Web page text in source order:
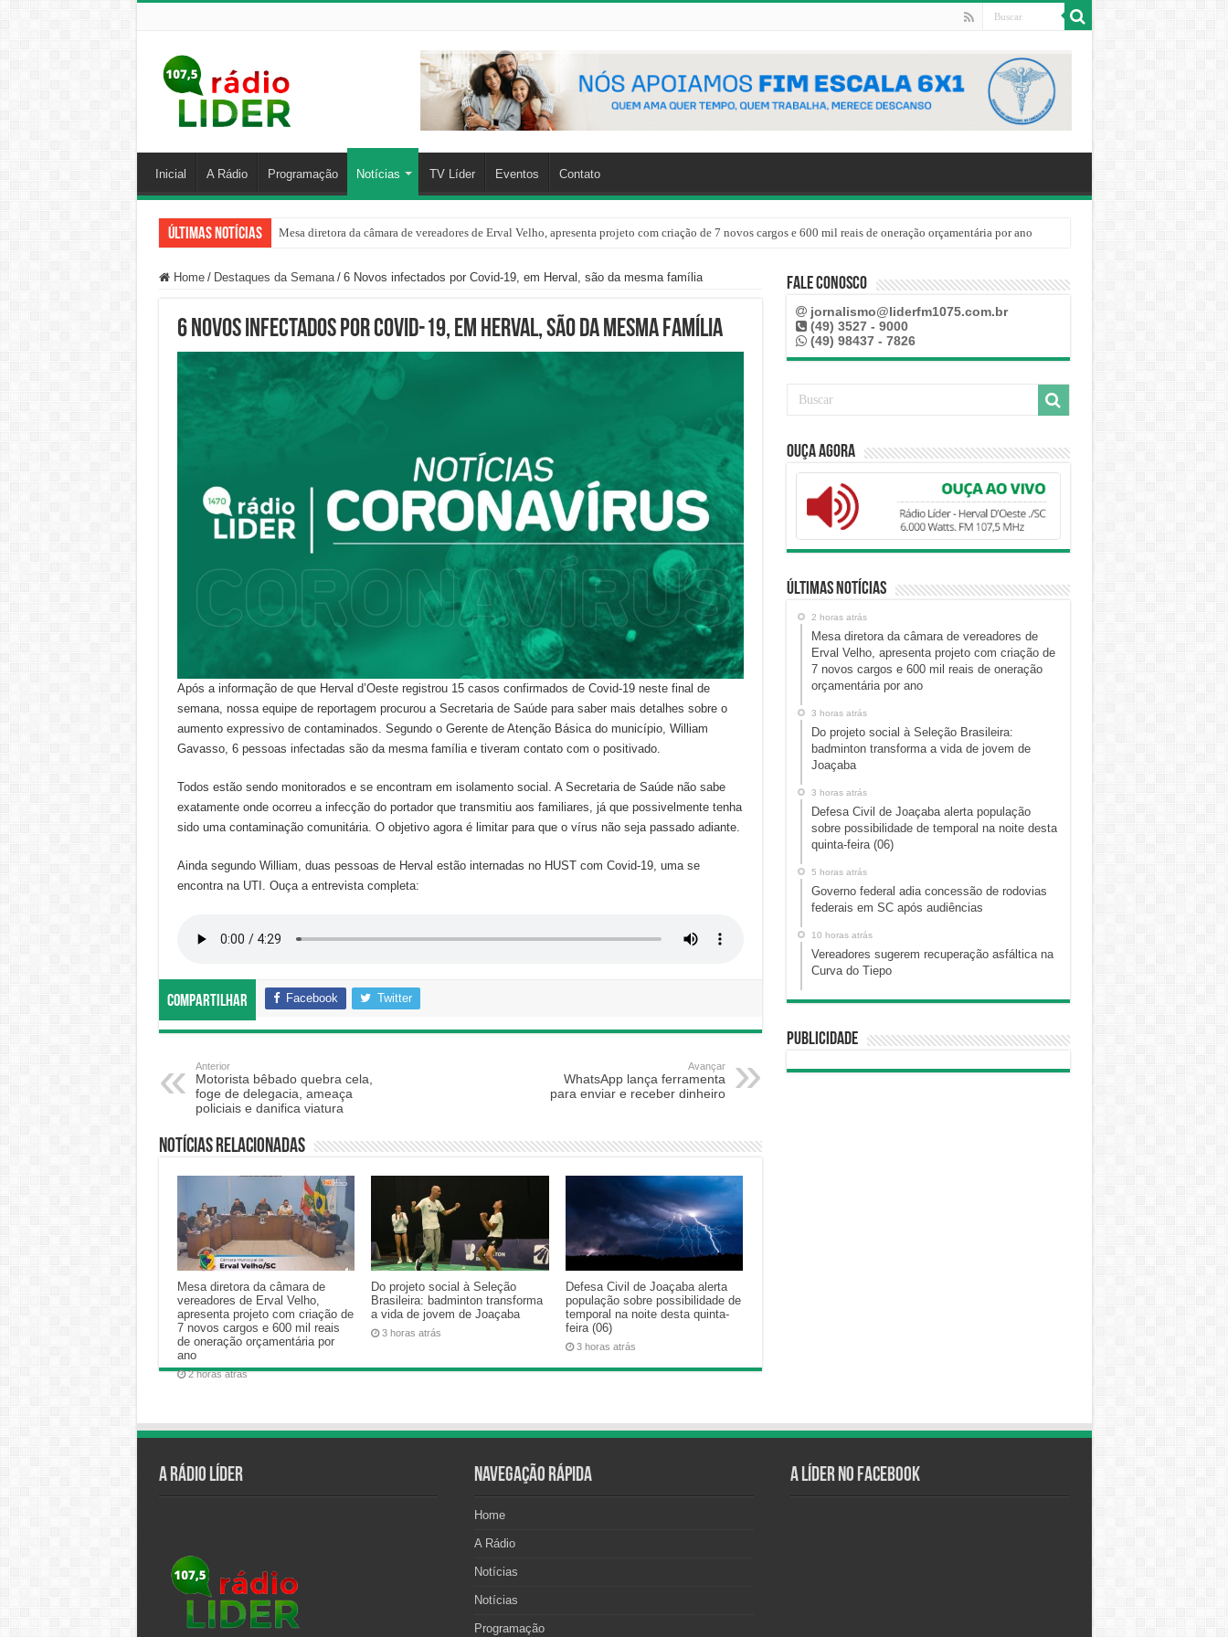
Inicial A Rádio Programação Notícias TV Líder Eventos Contato
Últimas Notícias Mesa diretora da câmara de vereadores de Erval Velho, apresenta projeto com criação de 7 novos cargos e 600 mil reais de oneração orçamentária por ano
Home / Destaques da Semana / 6 Novos infectados por Covid-19, em Herval, são da mesma família
6 Novos infectados por Covid-19, em Herval, são da mesma família
Após a informação de que Herval d’Oeste registrou 15 casos confirmados de Covid-19 neste final de
semana, nossa equipe de reportagem procurou a Secretaria de Saúde para saber mais detalhes sobre o
aumento expressivo de contaminados. Segundo o Gerente de Atenção Básica do município, William
Gavasso, 6 pessoas infectadas são da mesma família e tiveram contato com o positivado.
Todos estão sendo monitorados e se encontram em isolamento social. A Secretaria de Saúde não sabe
exatamente onde ocorreu a infecção do portador que transmitiu aos familiares, já que possivelmente tenha
sido uma contaminação comunitária. O objetivo agora é limitar para que o vírus não seja passado adiante.
Ainda segundo William, duas pessoas de Herval estão internadas no HUST com Covid-19, uma se
encontra na UTI. Ouça a entrevista completa:
Compartilhar Facebook Twitter
Anterior
Motorista bêbado quebra cela,
foge de delegacia, ameaça
policiais e danifica viatura
Avançar
WhatsApp lança ferramenta
para enviar e receber dinheiro
Notícias relacionadas
Mesa diretora da câmara de
vereadores de Erval Velho,
apresenta projeto com criação de
7 novos cargos e 600 mil reais
de oneração orçamentária por
ano
2 horas atrás
Do projeto social à Seleção
Brasileira: badminton transforma
a vida de jovem de Joaçaba
3 horas atrás
Defesa Civil de Joaçaba alerta
população sobre possibilidade de
temporal na noite desta quinta-
feira (06)
3 horas atrás
Fale Conosco
jornalismo@liderfm1075.com.br
(49) 3527 - 9000
(49) 98437 - 7826
Ouça Agora
Últimas Notícias
2 horas atrás
Mesa diretora da câmara de vereadores de
Erval Velho, apresenta projeto com criação de
7 novos cargos e 600 mil reais de oneração
orçamentária por ano
3 horas atrás
Do projeto social à Seleção Brasileira:
badminton transforma a vida de jovem de
Joaçaba
3 horas atrás
Defesa Civil de Joaçaba alerta população
sobre possibilidade de temporal na noite desta
quinta-feira (06)
5 horas atrás
Governo federal adia concessão de rodovias
federais em SC após audiências
10 horas atrás
Vereadores sugerem recuperação asfáltica na
Curva do Tiepo
Publicidade
A Rádio Líder Navegação Rápida
Home
A Rádio
Notícias
Notícias
Programação
A Líder no Facebook